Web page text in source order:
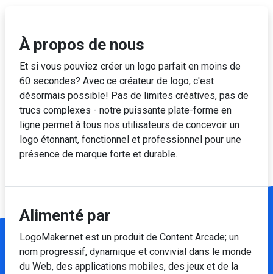
À propos de nous
Et si vous pouviez créer un logo parfait en moins de
60 secondes? Avec ce créateur de logo, c'est
désormais possible! Pas de limites créatives, pas de
trucs complexes - notre puissante plate-forme en
ligne permet à tous nos utilisateurs de concevoir un
logo étonnant, fonctionnel et professionnel pour une
présence de marque forte et durable.
Alimenté par
LogoMaker.net est un produit de Content Arcade; un
nom progressif, dynamique et convivial dans le monde
du Web, des applications mobiles, des jeux et de la